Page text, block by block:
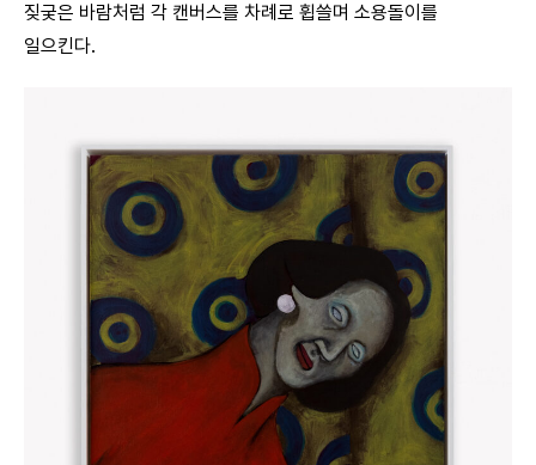
짖궂은 바람처럼 각 캔버스를 차례로 휩쓸며 소용돌이를
일으킨다.